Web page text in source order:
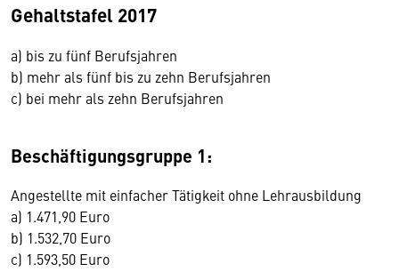
Gehaltstafel 2017
a) bis zu fünf Berufsjahren
b) mehr als fünf bis zu zehn Berufsjahren
c) bei mehr als zehn Berufsjahren
Beschäftigungsgruppe 1:
Angestellte mit einfacher Tätigkeit ohne Lehrausbildung
a) 1.471,90 Euro
b) 1.532,70 Euro
c) 1.593,50 Euro